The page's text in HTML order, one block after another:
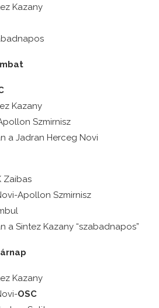
Kazany
Kazany
Szmirnisz
a Jadran Herceg Novi
Zaibas
Apollon Szmirnisz
a Sintez Kazany “szabadnapos”
Kazany
OSC